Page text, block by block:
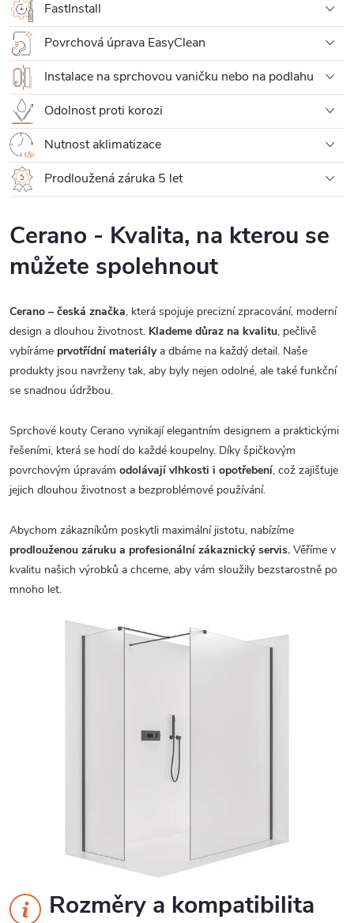
FastInstall
Povrchová úprava EasyClean
Instalace na sprchovou vaničku nebo na podlahu
Odolnost proti korozi
Nutnost aklimatizace
Prodloužená záruka 5 let
Cerano - Kvalita, na kterou se
můžete spolehnout
Cerano – česká značka, která spojuje precizní zpracování, moderní
design a dlouhou životnost. Klademe důraz na kvalitu, pečlivě
vybíráme prvotřídní materiálya dbáme na každý detail. Naše
produkty jsou navrženy tak, aby byly nejen odolné, ale také funkční
se snadnou údržbou.
Sprchové kouty Cerano vynikají elegantním designem a praktickými
řešeními, která se hodí do každé koupelny. Díky špičkovým
povrchovým úpravám odolávají vlhkosti i opotřebení, což zajišťuje
jejich dlouhou životnost a bezproblémové používání.
Abychom zákazníkům poskytli maximální jistotu, nabízíme
prodlouženou záruku a profesionální zákaznický servis. Věříme v
kvalitu našich výrobků a chceme, aby vám sloužily bezstarostně po
mnoho let.
Rozměry a kompatibilita